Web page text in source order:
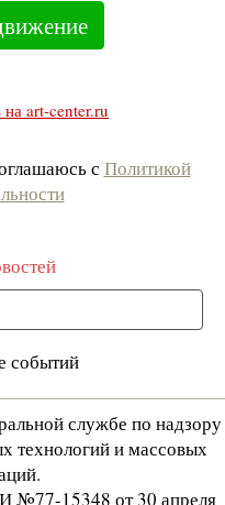
с Политикой
событий
службе по надзору
технологий и массовых
№77-15348 от 30 апреля